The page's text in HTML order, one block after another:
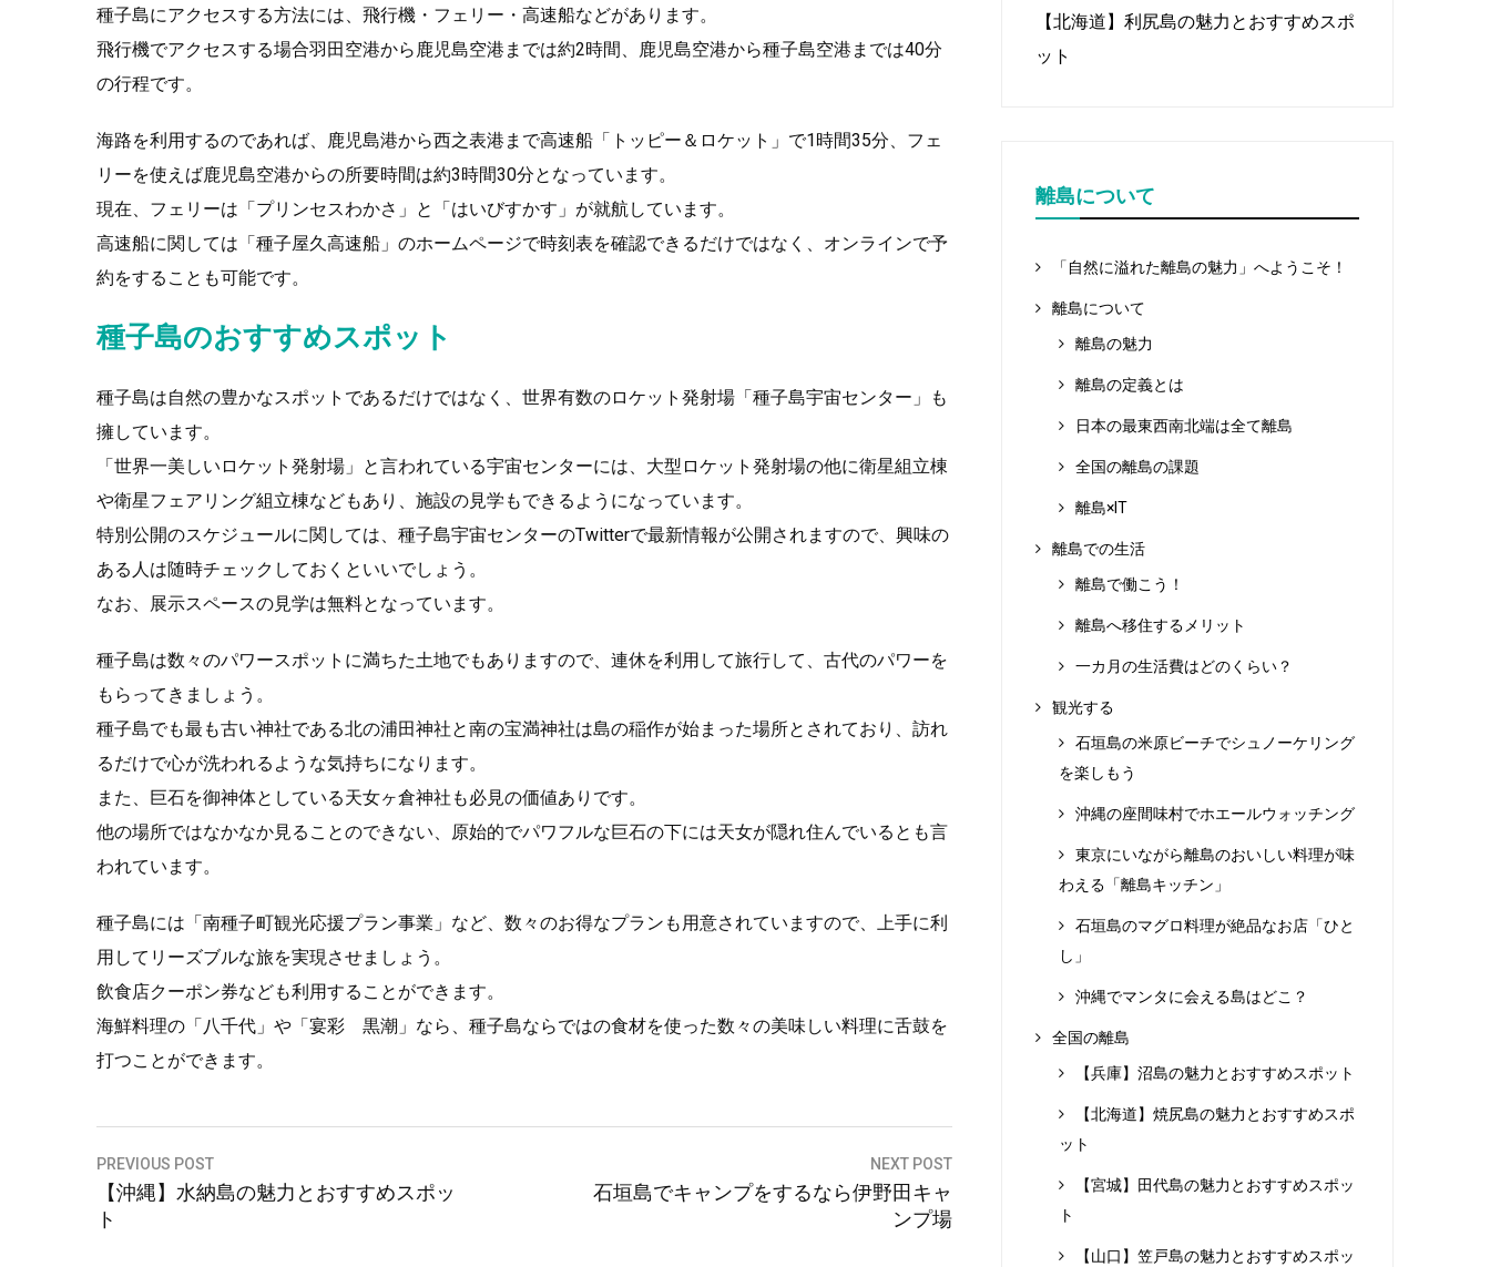
種子島にアクセスする方法には、飛行機・フェリー・高速船などがあります。
飛行機でアクセスする場合羽田空港から鹿児島空港までは約2時間、鹿児島空港から種子島空港までは40分
の行程です。
海路を利用するのであれば、鹿児島港から西之表港まで高速船「トッピー＆ロケット」で1時間35分、フェ
リーを使えば鹿児島空港からの所要時間は約3時間30分となっています。
現在、フェリーは「プリンセスわかさ」と「はいびすかす」が就航しています。
高速船に関しては「種子屋久高速船」のホームページで時刻表を確認できるだけではなく、オンラインで予
約をすることも可能です。
種子島のおすすめスポット
種子島は自然の豊かなスポットであるだけではなく、世界有数のロケット発射場「種子島宇宙センター」も
擁しています。
「世界一美しいロケット発射場」と言われている宇宙センターには、大型ロケット発射場の他に衛星組立棟
や衛星フェアリング組立棟などもあり、施設の見学もできるようになっています。
特別公開のスケジュールに関しては、種子島宇宙センターのTwitterで最新情報が公開されますので、興味の
ある人は随時チェックしておくといいでしょう。
なお、展示スペースの見学は無料となっています。
種子島は数々のパワースポットに満ちた土地でもありますので、連休を利用して旅行して、古代のパワーを
もらってきましょう。
種子島でも最も古い神社である北の浦田神社と南の宝満神社は島の稲作が始まった場所とされており、訪れ
るだけで心が洗われるような気持ちになります。
また、巨石を御神体としている天女ヶ倉神社も必見の価値ありです。
他の場所ではなかなか見ることのできない、原始的でパワフルな巨石の下には天女が隠れ住んでいるとも言
われています。
種子島には「南種子町観光応援プラン事業」など、数々のお得なプランも用意されていますので、上手に利
用してリーズブルな旅を実現させましょう。
飲食店クーポン券なども利用することができます。
海鮮料理の「八千代」や「宴彩 黒潮」なら、種子島ならではの食材を使った数々の美味しい料理に舌鼓を
打つことができます。
投
稿
ナ
PREVIOUS POST
【沖縄】水納島の魅力とおすすめスポッ
ト
NEXT POST
石垣島でキャンプをするなら伊野田キャ
ンプ場
【北海道】利尻島の魅力とおすすめスポ
ット
離島について
「自然に溢れた離島の魅力」へようこそ！
離島について
離島の魅力
離島の定義とは
日本の最東西南北端は全て離島
全国の離島の課題
離島×IT
離島での生活
離島で働こう！
離島へ移住するメリット
一カ月の生活費はどのくらい？
観光する
石垣島の米原ビーチでシュノーケリング
を楽しもう
沖縄の座間味村でホエールウォッチング
東京にいながら離島のおいしい料理が味
わえる「離島キッチン」
石垣島のマグロ料理が絶品なお店「ひと
し」
沖縄でマンタに会える島はどこ？
全国の離島
【兵庫】沼島の魅力とおすすめスポット
【北海道】焼尻島の魅力とおすすめスポ
ット
【宮城】田代島の魅力とおすすめスポッ
ト
【山口】笠戸島の魅力とおすすめスポッ